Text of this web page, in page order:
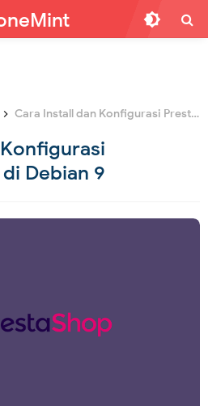
Cara Install dan Konfigurasi Prestashop 1.7.5 di Debian 9
di Debian 9